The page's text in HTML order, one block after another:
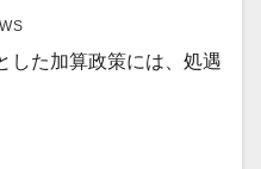
した加算政策には、処遇